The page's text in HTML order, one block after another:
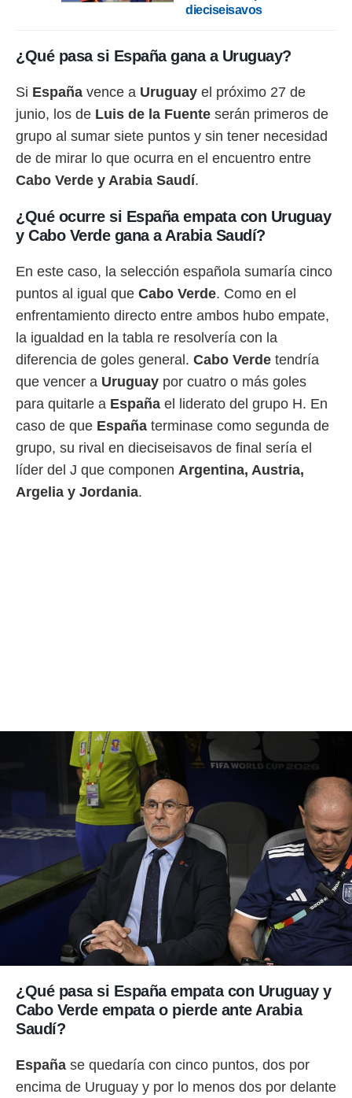
uso de
contenido
medir el
el
de
o a través
de
de
uso de
con el
e
publicidad
dieciseisavos
¿Qué pasa si España gana a Uruguay?
Si España vence a Uruguay el próximo 27 de
junio, los de Luis de la Fuente serán primeros de
grupo al sumar siete puntos y sin tener necesidad
de de mirar lo que ocurra en el encuentro entre
Cabo Verde y Arabia Saudí.
¿Qué ocurre si España empata con Uruguay
y Cabo Verde gana a Arabia Saudí?
En este caso, la selección española sumaría cinco
puntos al igual que Cabo Verde. Como en el
enfrentamiento directo entre ambos hubo empate,
la igualdad en la tabla re resolvería con la
diferencia de goles general. Cabo Verde tendría
que vencer a Uruguay por cuatro o más goles
para quitarle a España el liderato del grupo H. En
caso de que España terminase como segunda de
grupo, su rival en dieciseisavos de final sería el
líder del J que componen Argentina, Austria,
Argelia y Jordania.
¿Qué pasa si España empata con Uruguay y
Cabo Verde empata o pierde ante Arabia
Saudí?
España se quedaría con cinco puntos, dos por
encima de Uruguay y por lo menos dos por delante